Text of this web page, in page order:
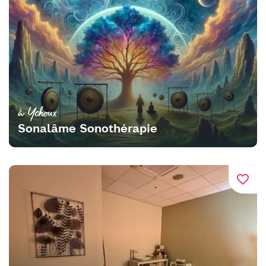
à Ychoux
Sonalâme Sonothérapie
favorite_border